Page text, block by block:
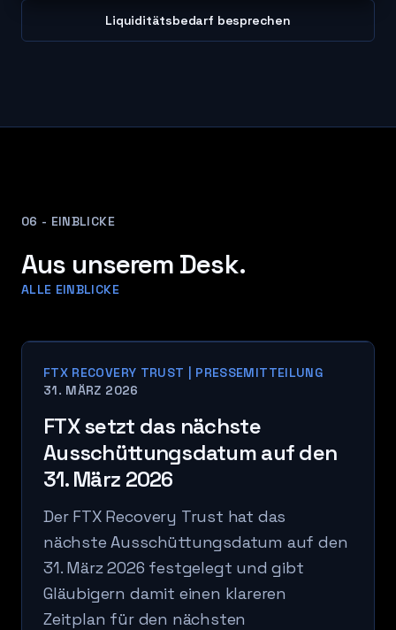
Liquiditätsbedarf besprechen
06 - EINBLICKE
Aus unserem Desk.
ALLE EINBLICKE
FTX RECOVERY TRUST | PRESSEMITTEILUNG
31. MÄRZ 2026
FTX setzt das nächste
Ausschüttungsdatum auf den
31. März 2026
Der FTX Recovery Trust hat das
nächste Ausschüttungsdatum auf den
31. März 2026 festgelegt und gibt
Gläubigern damit einen klareren
Zeitplan für den nächsten